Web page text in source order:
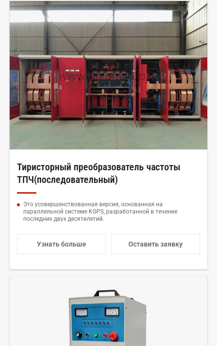
Тиристорный преобразователь частоты
ТПЧ(последовательный)
Это усовершенствованная версия, основанная на
параллельной системе KGPS, разработанной в течение
последних двух десятилетий.
Узнать больше Оставить заявку